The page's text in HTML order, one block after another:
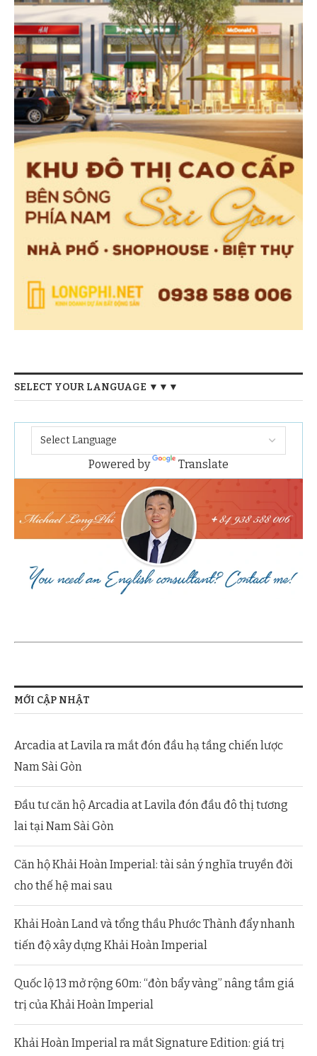
SELECT YOUR LANGUAGE ▼▼▼
Powered by Translate
MỚI CẬP NHẬT
Arcadia at Lavila ra mắt đón đầu hạ tầng chiến lược
Nam Sài Gòn
Đầu tư căn hộ Arcadia at Lavila đón đầu đô thị tương
lai tại Nam Sài Gòn
Căn hộ Khải Hoàn Imperial: tài sản ý nghĩa truyền đời
cho thế hệ mai sau
Khải Hoàn Land và tổng thầu Phước Thành đẩy nhanh
tiến độ xây dựng Khải Hoàn Imperial
Quốc lộ 13 mở rộng 60m: “đòn bẩy vàng” nâng tầm giá
trị của Khải Hoàn Imperial
Khải Hoàn Imperial ra mắt Signature Edition: giá trị